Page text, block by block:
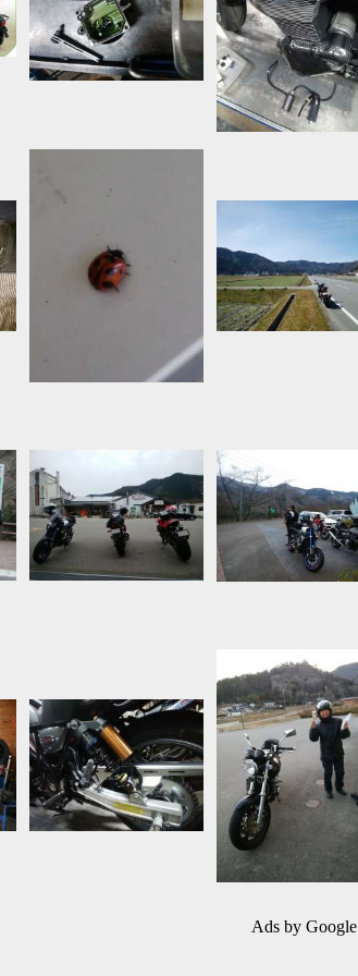
Ads by Google